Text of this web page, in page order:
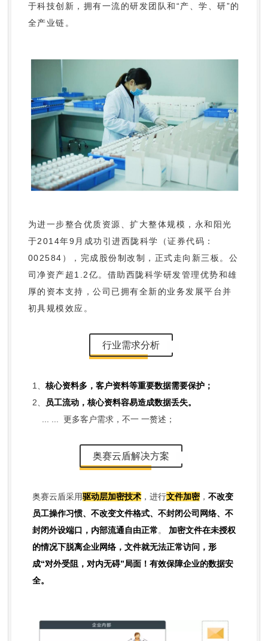
于科技创新，拥有一流的研发团队和“产、学、研”的
全产业链。
为进一步整合优质资源、扩大整体规模，永和阳光
于2014年9月成功引进西陇科学（证券代码：
002584），完成股份制改制，正式走向新三板。公
司净资产超1.2亿。借助西陇科学研发管理优势和雄
厚的资本支持，公司已拥有全新的业务发展平台并
初具规模效应。
行业需求分析
1、 核心资料多，客户资料等重要数据需要保护；
2、
员工流动，核心资料容易造成数据丢失。
... ... 更多客户需求，不一 一赘述；
奥赛云盾解决方案
奥赛云盾采用驱动层加密技术，进行文件加密， 不改变
员工操作习惯、不改变文件格式、不封闭公司网络、不
封闭外设端口，内部流通自由正常。
加密文件在未授权
的情况下脱离企业网络，文件就无法正常访问，形
成“对外受阻，对内无碍”局面！有效保障企业的数据安
全。